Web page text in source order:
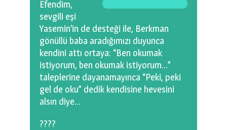
Efendim,
sevgili eşi
Yasemin’in de desteği ile, Berkman
gönüllü baba aradığımızı duyunca
kendini attı ortaya: “Ben okumak
istiyorum, ben okumak istiyorum…”
taleplerine dayanamayınca “Peki, peki
gel de oku” dedik kendisine hevesini
alsın diye…
????